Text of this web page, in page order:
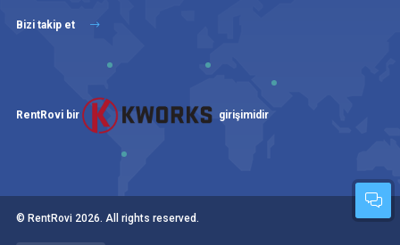
Bizi takip et
RentRovi bir girişimidir
© RentRovi 2026. All rights reserved.